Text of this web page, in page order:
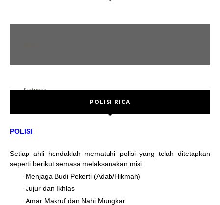
features
Error Page
Left sidebar
Right sidebar
social media
POLISI RICA
POLISI
Setiap ahli hendaklah mematuhi polisi yang telah ditetapkan
seperti berikut semasa melaksanakan misi:
· Menjaga Budi Pekerti (Adab/Hikmah)
· Jujur dan Ikhlas
· Amar Makruf dan Nahi Mungkar